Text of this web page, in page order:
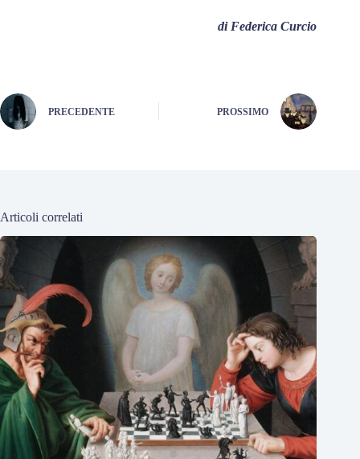
di Federica Curcio
PRECEDENTE PROSSIMO
Articoli correlati